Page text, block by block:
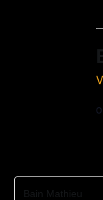
Bain Mathieu